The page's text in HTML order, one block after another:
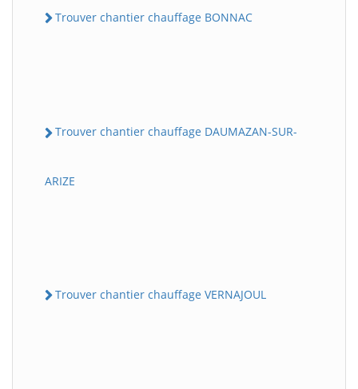
Trouver chantier chauffage BONNAC
Trouver chantier chauffage DAUMAZAN-SUR-
ARIZE
Trouver chantier chauffage VERNAJOUL